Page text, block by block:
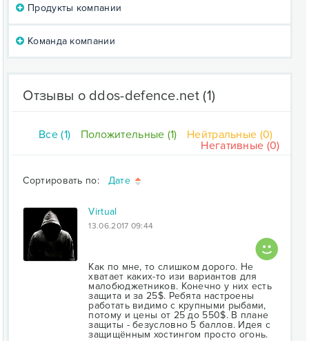
Продукты компании
Команда компании
Отзывы о ddos-defence.net(1)
Все (1) Положительные (1)
Нейтральные (0)
Негативные (0)
Сортировать по: Дате
Virtual
13.06.2017 09:44
Как по мне, то слишком дорого. Не
хватает каких-то изи вариантов для
малобюджетников. Конечно у них есть
защита и за 25$. Ребята настроены
работать видимо с крупными рыбами,
потому и цены от 25 до 550$. В плане
защиты - безусловно 5 баллов. Идея с
защищённым хостингом просто огонь.